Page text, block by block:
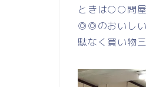
ときは○○問屋
◎◎のおいしい
駄なく買い物